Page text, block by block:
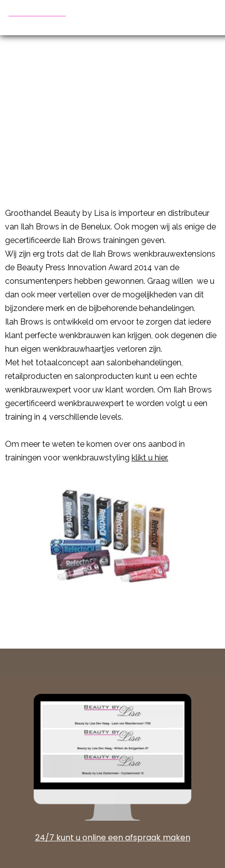
Groothandel Beauty by Lisa is importeur en distributeur
van Ilah Brows in de Benelux. Ook mogen wij als enige de
gecertificeerde Ilah Brows trainingen geven.
Wij zijn erg trots dat de Ilah Brows wenkbrauwextensions
de Beauty Press Innovation Award 2014 van de
consumentenpers hebben gewonnen. Graag willen we u
dan ook meer vertellen over de mogelijkheden van dit
bijzondere merk en de bijbehorende behandelingen.
Ilah Brows is ontwikkeld om ervoor te zorgen dat iedere
klant perfecte wenkbrauwen kan krijgen, ook degenen die
hun eigen wenkbrauwhaartjes verloren zijn.
Met het totaalconcept aan salonbehandelingen,
retailproducten en salonproducten kunt u een echte
wenkbrauwexpert voor uw klant worden. Om Ilah Brows
gecertificeerd wenkbrauwexpert te worden volgt u een
training in 4 verschillende levels.
Om meer te weten te komen over ons aanbod in
trainingen voor wenkbrauwstyling klikt u hier.
24/7 kunt u online een afspraak maken